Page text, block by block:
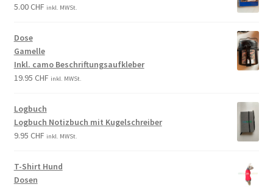
5.00CHF inkl. MWSt.
Dose
Gamelle
Inkl. camo Beschriftungsaufkleber
19.95 CHF inkl. MWSt.
Logbuch
Logbuch Notizbuch mit Kugelschreiber
9.95 CHF inkl. MWSt.
T-Shirt Hund
Dosen